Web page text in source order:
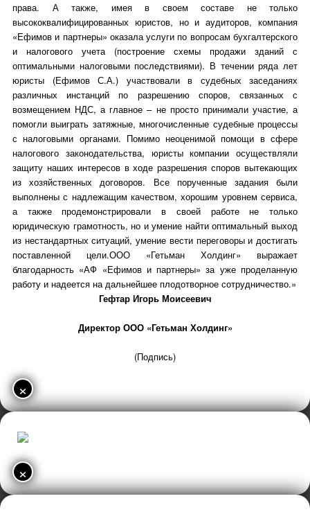
права. А также, имея в своем составе не только
высококвалифицированных юристов, но и аудиторов, компания
«Ефимов и партнеры» оказала услуги по вопросам бухгалтерского
и налогового учета (построение схемы продажи зданий с
оптимальными налоговыми последствиями). В течении ряда лет
юристы (Ефимов С.А.) участвовали в судебных заседаниях
различных инстанций по разрешению споров, связанных с
возмещением НДС, а главное – не просто принимали участие, а
помогли выиграть затяжные, многочисленные судебные процессы
с налоговыми органами. Помимо неоценимой помощи в сфере
налогового законодательства, юристы компании осуществляли
защиту наших интересов в ходе разрешения споров вытекающих
из хозяйственных договоров. Все порученные задания были
выполнены с надлежащим качеством, хорошим уровнем сервиса,
а также продемонстрировали в своей работе не только
юридическую грамотность, но и умение найти оптимальный выход
из нестандартных ситуаций, умение вести переговоры и достигать
поставленной цели.ООО «Гетьман Холдинг» выражает
благодарность «АФ «Ефимов и партнеры» за уже проделанную
работу и надеется на дальнейшее плодотворное сотрудничество.»
Гефтар Игорь Моисеевич
Директор ООО «Гетьман Холдинг»
(Подпись)
×
×